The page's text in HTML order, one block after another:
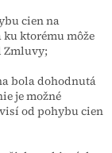
cien na
ku ktorémumôže
Zmluvy;
bola dohodnutá
je možné
od pohybu cien